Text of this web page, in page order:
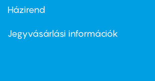
Footer
second
Házirend
Jegyvásárlási információk